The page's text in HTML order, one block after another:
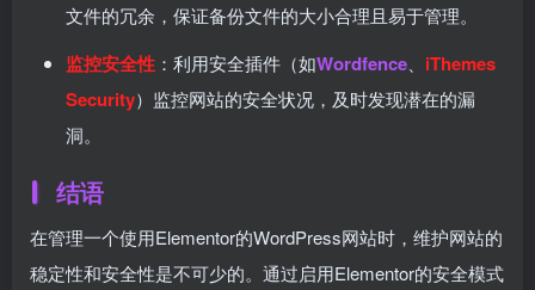
文件的冗余，保证备份文件的大小合理且易于管理。
监控安全性 ：利用安全插件（如Wordfence
iThemes
Security）监控网站的安全状况，及时发现潜在的漏
洞。
结语
在管理一个使用Elementor的WordPress网站时，维护网站的
稳定性和安全性是不可少的。通过启用Elementor的安全模式